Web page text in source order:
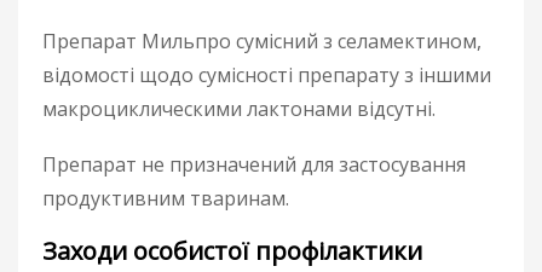
Препарат Мильпро сумісний з селамектином,
відомості щодо сумісності препарату з іншими
макроциклическими лактонами відсутні.
Препарат не призначений для застосування
продуктивним тваринам.
Заходи особистої профілактики